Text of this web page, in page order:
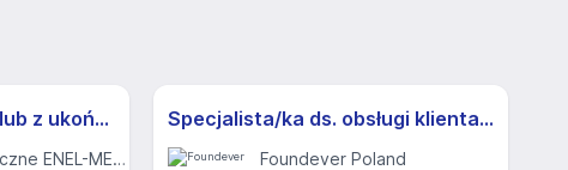
Psychiatra (w trakcie lub z ukończoną specjalizacją) (k/m)
Centrum Medyczne ENEL-MED S.A.
Specjalista/ka ds. obsługi klienta z j.niemieckim
Foundever Poland